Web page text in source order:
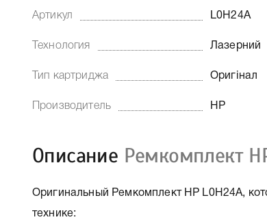
Артикул L0H24A
Технология Лазерний
Тип картриджа Оригінал
Производитель HP
Описание Ремкомплект
Оригинальный Ремкомплект HP L0H24A,
технике: